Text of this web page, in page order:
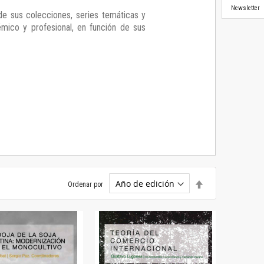
sus colecciones, series temáticas y
y profesional, en función de sus
Ordenar por
descendente
Newsletter